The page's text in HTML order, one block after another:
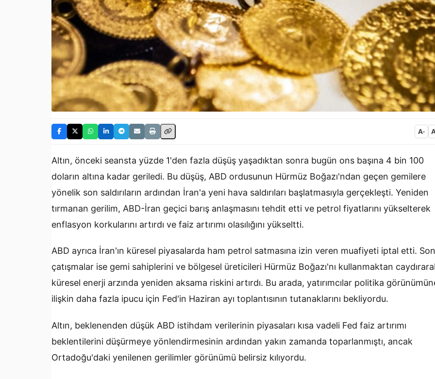
A-
Altın, önceki seansta yüzde 1'den fazla düşüş yaşadıktan sonra bugün ons başına 4 bin 100
doların altına kadar geriledi. Bu düşüş, ABD ordusunun Hürmüz Boğazı'ndan geçen gemilere
yönelik son saldırıların ardından İran'a yeni hava saldırıları başlatmasıyla gerçekleşti. Yeniden
tırmanan gerilim, ABD-İran geçici barış anlaşmasını tehdit etti ve petrol fiyatlarını yükselterek
enflasyon korkularını artırdı ve faiz artırımı olasılığını yükseltti.
ABD ayrıca İran'ın küresel piyasalarda ham petrol satmasına izin veren muafiyeti iptal etti. Son
çatışmalar ise gemi sahiplerini ve bölgesel üreticileri Hürmüz Boğazı'nı kullanmaktan
küresel enerji arzında yeniden aksama riskini artırdı. Bu arada, yatırımcılar politika
ilişkin daha fazla ipucu için Fed'in Haziran ayı toplantısının tutanaklarını bekliyordu.
Altın, beklenenden düşük ABD istihdam verilerinin piyasaları kısa vadeli Fed faiz artırımı
beklentilerini düşürmeye yönlendirmesinin ardından yakın zamanda toparlanmıştı, ancak
Ortadoğu'daki yenilenen gerilimler görünümü belirsiz kılıyordu.